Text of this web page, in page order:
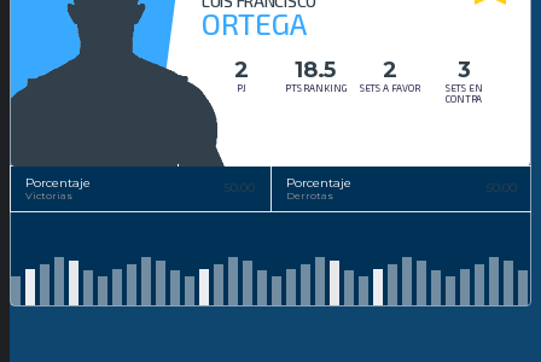
ORTEGA
2
PJ
18.5
PTS RANKING
2
SETS A FAVOR
3
SETS EN
CONTRA
Porcentaje
Victorias 50.00 Porcentaje
Derrotas 50.00